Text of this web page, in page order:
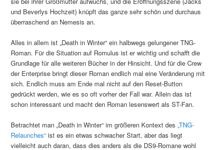
und Beverlys Hochzeit) knüpft das ganze sehr schön und durchaus
überraschend an Nemesis an.
Alles in allem ist „Death in Winter“ ein halbwegs gelungener TNG-
Roman. Für die Situation auf Romulus ist er wichtig und schafft die
Grundlage für alle weiteren Bücher in der Hinsicht. Und für die Crew
der Enterprise bringt dieser Roman endlich mal eine Veränderung mit
sich. Endlich muss am Ende mal nicht auf den Reset-Button
gedrückt werden, wie es so oft vorher der Fall war. Allein das ist
schon interessant und macht den Roman lesenswert als ST-Fan.
Betrachtet man „Death in Winter“ im größeren Kontext des„TNG-
Relaunches“ ist es ein etwas schwacher Start, aber das liegt
vielleicht auch daran, dass dies anders als die DS9-Romane wohl